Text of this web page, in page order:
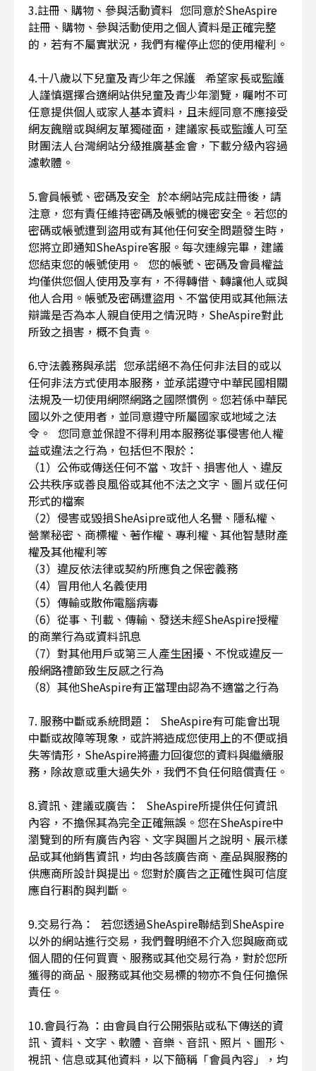
3.註冊、購物、參與活動資料 您同意於SheAspire
註冊、購物、參與活動使用之個人資料是正確完整
的，若有不屬實狀況，我們有權停止您的使用權利。
4.十八歲以下兒童及青少年之保護 希望家長或監護
人謹慎選擇合適網站供兒童及青少年瀏覽，囑咐不可
任意提供個人或家人基本資料，且未經同意不應接受
網友餽贈或與網友單獨碰面，建議家長或監護人可至
財團法人台灣網站分級推廣基金會，下載分級內容過
濾軟體。
5.會員帳號、密碼及安全 於本網站完成註冊後，請
注意，您有責任維持密碼及帳號的機密安全。若您的
密碼或帳號遭到盜用或有其他任何安全問題發生時，
您將立即通知SheAspire客服。每次連線完畢，建議
您結束您的帳號使用。 您的帳號、密碼及會員權益
均僅供您個人使用及享有，不得轉借、轉讓他人或與
他人合用。帳號及密碼遭盜用、不當使用或其他無法
辯識是否為本人親自使用之情況時，SheAspire對此
所致之損害，概不負責。
6.守法義務與承諾 您承諾絕不為任何非法目的或以
任何非法方式使用本服務，並承諾遵守中華民國相關
法規及一切使用網際網路之國際慣例。您若係中華民
國以外之使用者，並同意遵守所屬國家或地域之法
令。 您同意並保證不得利用本服務從事侵害他人權
益或違法之行為，包括但不限於：
（1）公佈或傳送任何不當、攻訐、損害他人、違反
公共秩序或善良風俗或其他不法之文字、圖片或任何
形式的檔案
（2）侵害或毀損SheAsipre或他人名譽、隱私權、
營業秘密、商標權、著作權、專利權、其他智慧財產
權及其他權利等
（3）違反依法律或契約所應負之保密義務
（4）冒用他人名義使用
（5）傳輸或散佈電腦病毒
（6）從事、刊載、傳輸、發送未經SheAspire授權
的商業行為或資料訊息
（7）對其他用戶或第三人產生困擾、不悅或違反一
般網路禮節致生反感之行為
（8）其他SheAspire有正當理由認為不適當之行為
7. 服務中斷或系統問題： SheAspire有可能會出現
中斷或故障等現象，或許將造成您使用上的不便或損
失等情形，SheAspire將盡力回復您的資料與繼續服
務，除故意或重大過失外，我們不負任何賠償責任。
8.資訊、建議或廣告： SheAspire所提供任何資訊
內容，不擔保其為完全正確無誤。您在SheAspire中
瀏覽到的所有廣告內容、文字與圖片之說明、展示樣
品或其他銷售資訊，均由各該廣告商、產品與服務的
供應商所設計與提出。您對於廣告之正確性與可信度
應自行斟酌與判斷。
9.交易行為： 若您透過SheAspire聯結到SheAspire
以外的網站進行交易，我們聲明絕不介入您與廠商或
個人間的任何買賣、服務或其他交易行為，對於您所
獲得的商品、服務或其他交易標的物亦不負任何擔保
責任。
10.會員行為 ：由會員自行公開張貼或私下傳送的資
訊、資料、文字、軟體、音樂、音訊、照片、圖形、
視訊、信息或其他資料，以下簡稱「會員內容」，均